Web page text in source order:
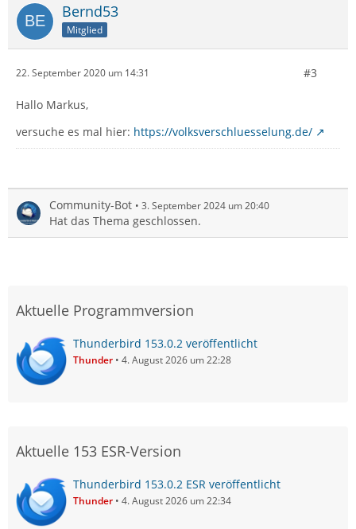
Bernd53
Mitglied
22. September 2020 um 14:31 #3
Hallo Markus,
versuche es mal hier: https://volksverschluesselung.de/
Community-Bot 3. September 2024 um 20:40
Hat das Thema geschlossen.
Aktuelle Programmversion
Thunderbird 153.0.2 veröffentlicht
Thunder 4. August 2026 um 22:28
Aktuelle 153 ESR-Version
Thunderbird 153.0.2 ESR veröffentlicht
Thunder 4. August 2026 um 22:34